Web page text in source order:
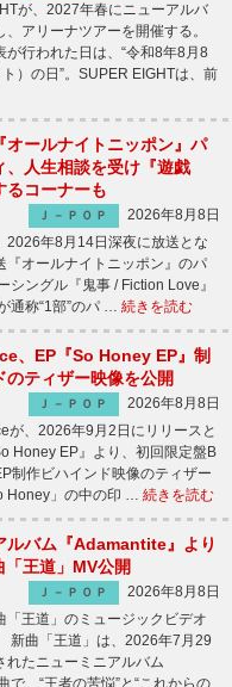
が、2027年春にニューアルバ
アリーナツアーを開催する。
行われた日は、“令和8年8月8
）の日”。SUPER EIGHTは、前
オールナイトニッポン』パ
、人生相談を受け『遊戯
るコーナーも
Ｊ－ＰＯＰ
2026年8月8日
年8月14日深夜に放送とな
『オールナイトニッポン』のパ
ングル『鬼事 / Fiction Love』
通称“1部”のパ … 続きを読む
、EP『So Honey EP』制
のティザー映像を公開
Ｊ－ＰＯＰ
2026年8月8日
、2026年9月2日にリリースと
Honey EP』より、初回限定盤B
制作ビハインド映像のティザー
Honey」の中の印 … 続きを読む
ルバム『Adamantite』より
王道」MV公開
Ｊ－ＰＯＰ
2026年8月8日
王道」のミュージックビデオ
曲「王道」は、2026年7月29
れたニューミニアルバム
で、“王者の苦悩”と“これからの